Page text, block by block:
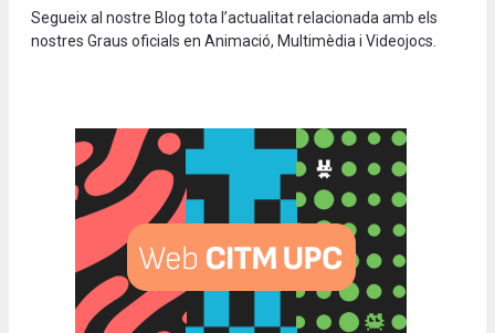
Segueix al nostre Blog tota l’actualitat relacionada amb els
nostres Graus oficials en Animació, Multimèdia i Videojocs.